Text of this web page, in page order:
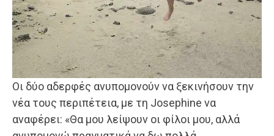
Οι δύο αδερφές ανυπομονούν να ξεκινήσουν την
νέα τους περιπέτεια, με τη Josephine να
αναφέρει: «Θα μου λείψουν οι φίλοι μου, αλλά